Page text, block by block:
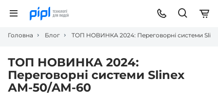
Головна Блог ТОП НОВИНКА 2024: Переговорні системи
ТОП НОВИНКА 2024:
Переговорні системи Slinex
АМ-50/AM-60